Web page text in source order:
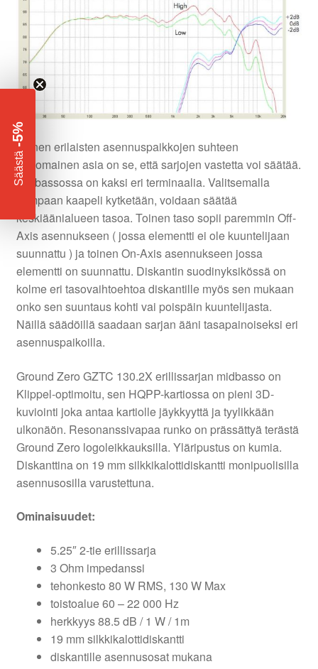
Toinen erilaisten asennuspaikkojen suhteen
erinomainen asia on se, että sarjojen vastetta voi säätää.
Midbassossa on kaksi eri terminaalia. Valitsemalla
kumpaan kaapeli kytketään, voidaan säätää
keskiäänialueen tasoa. Toinen taso sopii paremmin Off-
Axis asennukseen ( jossa elementti ei ole kuuntelijaan
suunnattu ) ja toinen On-Axis asennukseen jossa
elementti on suunnattu. Diskantin suodinyksikössä on
kolme eri tasovaihtoehtoa diskantille myös sen mukaan
onko sen suuntaus kohti vai poispäin kuuntelijasta.
Näillä säädöillä saadaan sarjan ääni tasapainoiseksi eri
asennuspaikoilla.
Ground Zero GZTC 130.2X erillissarjan midbasso on
Klippel-optimoitu, sen HQPP-kartiossa on pieni 3D-
kuviointi joka antaa kartiolle jäykkyyttä ja tyylikkään
ulkonäön. Resonanssivapaa runko on prässättyä terästä
Ground Zero logoleikkauksilla. Yläripustus on kumia.
Diskanttina on 19 mm silkkikalottidiskantti monipuolisilla
asennusosilla varustettuna.
Ominaisuudet:
5.25″ 2-tie erillissarja
3 Ohm impedanssi
tehonkesto 80 W RMS, 130 W Max
toistoalue 60 – 22 000 Hz
herkkyys 88.5 dB / 1 W / 1m
19 mm silkkikalottidiskantti
diskantille asennusosat mukana
Säästä
-5%